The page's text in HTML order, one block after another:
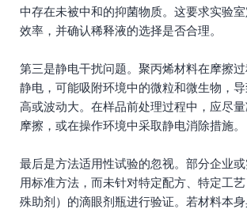
中存在未被中和的抑菌物质。这要求实验
效率，并确认稀释液的选择是否合理。
第三是静电干扰问题。聚丙烯材料在摩擦
静电，可能吸附环境中的微粒和微生物，
高或波动大。在样品前处理过程中，应尽
摩擦，或在操作环境中采取静电消除措施。
最后是方法适用性试验的忽视。部分企业
用标准方法，而未针对特定配方、特定工
殊助剂）的滴眼剂瓶进行验证。若材料本身